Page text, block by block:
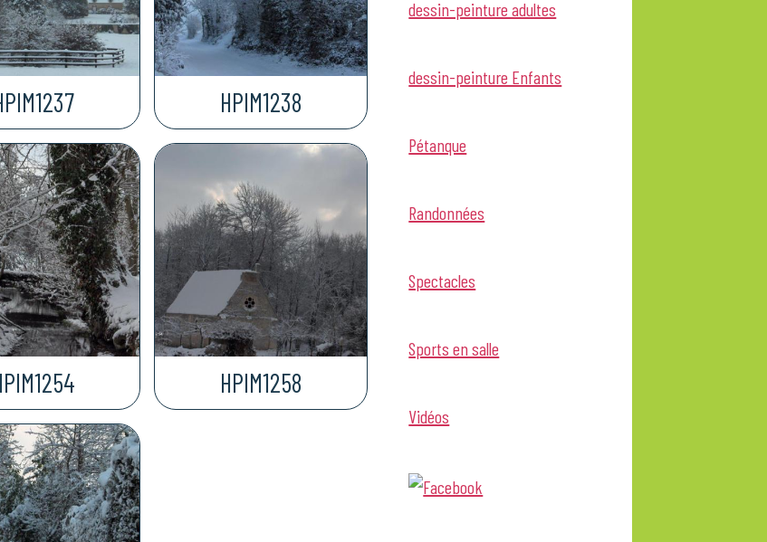
HPIM1238
HPIM1258
dessin-peinture adultes
dessin-peinture Enfants
Pétanque
Randonnées
Spectacles
Sports en salle
Vidéos